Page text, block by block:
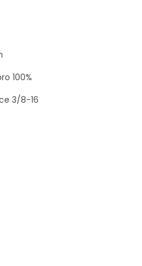
100%
3/8-16